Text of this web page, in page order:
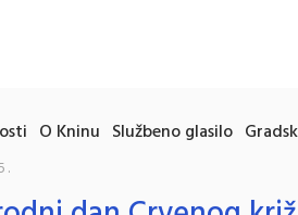
O Kninu Službeno glasilo